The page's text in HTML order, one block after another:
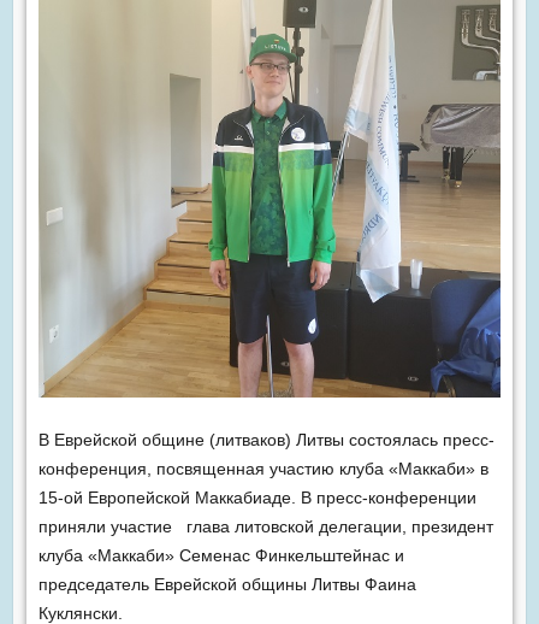
В Еврейской общине (литваков) Литвы состоялась пресс-
конференция, посвященная участию клуба «Маккаби» в
15-ой Европейской Маккабиаде. В пресс-конференции
приняли участие глава литовской делегации, президент
клуба «Маккаби» Семенас Финкельштейнас и
председатель Еврейской общины Литвы Фаина
Куклянски.